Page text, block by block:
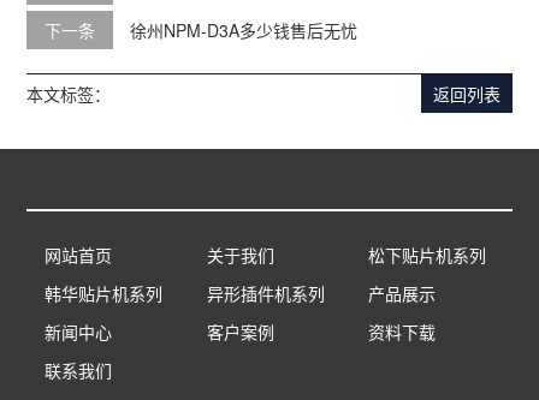
下一条
徐州NPM-D3A多少钱售后无忧
返回列表
本文标签：
网站首页 关于我们
松下贴片机系列
韩华贴片机系列
异形插件机系列
产品展示
新闻中心
客户案例
资料下载
联系我们